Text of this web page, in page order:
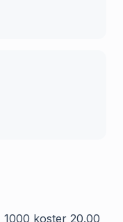
1000 koster 20.00